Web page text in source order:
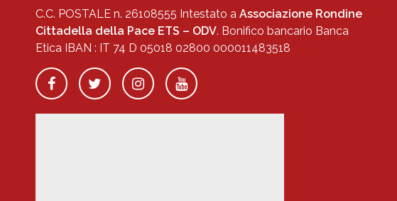
C.C. POSTALE n. 26108555 Intestato a Associazione Rondine
Cittadella della Pace ETS – ODV. Bonifico bancario Banca
Etica IBAN : IT 74 D 05018 02800 000011483518